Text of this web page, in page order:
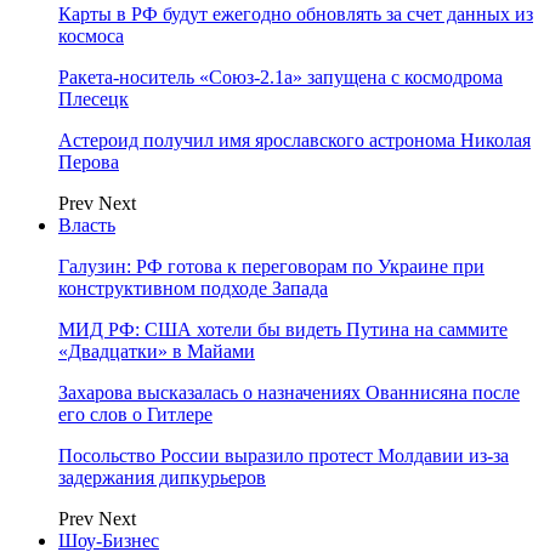
Карты в РФ будут ежегодно обновлять за счет данных из
космоса
Ракета-носитель «Союз-2.1а» запущена с космодрома
Плесецк
Астероид получил имя ярославского астронома Николая
Перова
Prev Next
Власть
Галузин: РФ готова к переговорам по Украине при
конструктивном подходе Запада
МИД РФ: США хотели бы видеть Путина на саммите
«Двадцатки» в Майами
Захарова высказалась о назначениях Ованнисяна после
его слов о Гитлере
Посольство России выразило протест Молдавии из-за
задержания дипкурьеров
Prev Next
Шоу-Бизнес